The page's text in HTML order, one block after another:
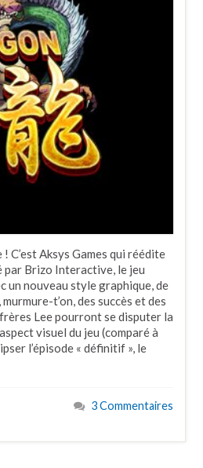
C’est Aksys Games qui réédite
par Brizo Interactive, le jeu
un nouveau style graphique, de
t’on, des succès et des
Lee pourront se disputer la
visuel du jeu (comparé à
l’épisode « définitif », le
3 Commentaires